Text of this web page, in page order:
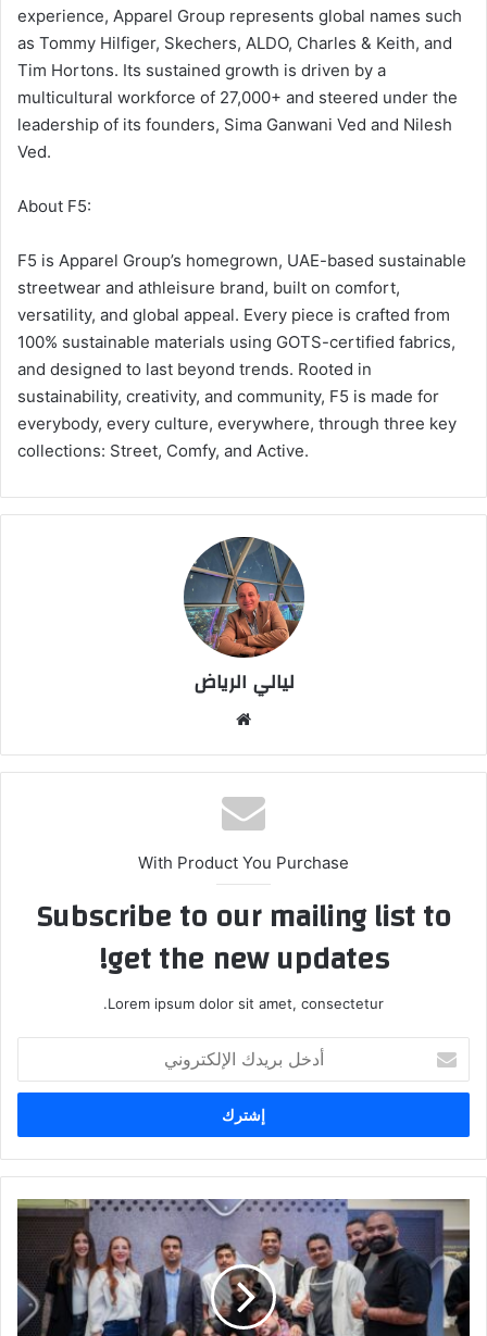
experience, Apparel Group represents global names such
as Tommy Hilfiger, Skechers, ALDO, Charles & Keith, and
Tim Hortons. Its sustained growth is driven by a
multicultural workforce of 27,000+ and steered under the
leadership of its founders, Sima Ganwani Ved and Nilesh
Ved.
About F5:
F5 is Apparel Group’s homegrown, UAE-based sustainable
streetwear and athleisure brand, built on comfort,
versatility, and global appeal. Every piece is crafted from
100% sustainable materials using GOTS-certified fabrics,
and designed to last beyond trends. Rooted in
sustainability, creativity, and community, F5 is made for
everybody, every culture, everywhere, through three key
collections: Street, Comfy, and Active.
ليالي الرياض
الوي
ب
With Product You Purchase
Subscribe to our mailing list to
get the new updates!
Lorem ipsum dolor sit amet, consectetur.
خ
ب
ر
د
ك
ا
إ
ل
ا
ة